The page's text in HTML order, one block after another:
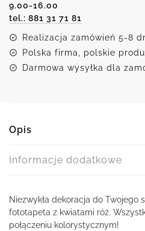
deseniem
9.00-16.00
tel.: 881 31 71 81
Realizacja zamówień 5-8
Polska firma, polskie
Darmowa wysyłka dla
Opis
Informacje dodatkowe
Niezwykła dekoracja do Twojego
fototapeta z kwiatami róż.
połączeniu kolorystycznym!